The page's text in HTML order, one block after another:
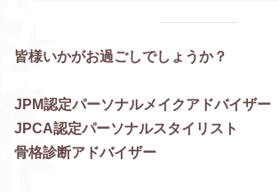
皆様いかがお過ごしでしょうか？
JPM認定パーソナルメイクアドバイザー
JPCA認定パーソナルスタイリスト
骨格診断アドバイザー